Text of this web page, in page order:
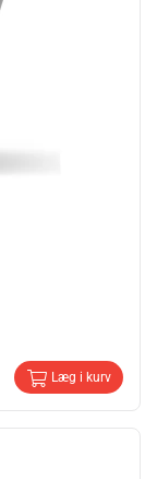
Læg i kurv